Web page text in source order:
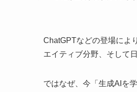
ChatGPTなどの登場によ
エイティブ分野、そして
ではなぜ、今「生成AIを